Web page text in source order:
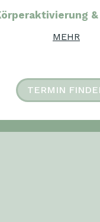
&
MEHR
TERMIN